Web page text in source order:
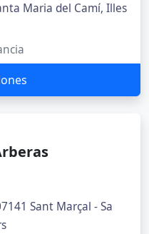
Maria del Camí, Illes
Sant Marçal - Sa